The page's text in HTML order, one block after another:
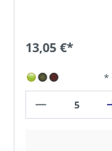
13,05 €*
*